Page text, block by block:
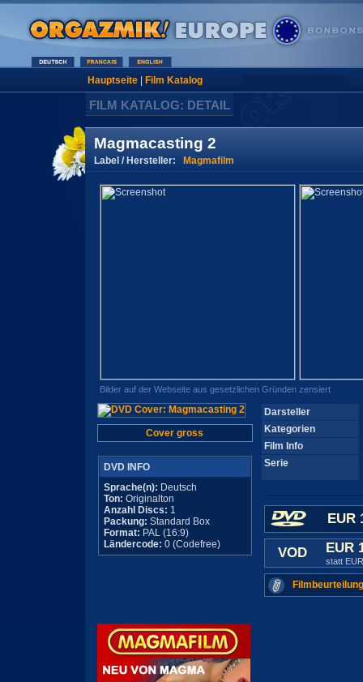
Hauptseite| Film Katalog
FILM KATALOG: DETAIL
Magmacasting 2
Label / Hersteller: Magmafilm
Bilder auf der Webseite aus gesetzlichen Gründen zensiert
Cover gross
DVD INFO
Sprache(n): Deutsch
Ton: Originalton
Anzahl Discs: 1
Packung: Standard Box
Format: PAL (16:9)
Ländercode: 0 (Codefree)
Darsteller
Kategorien
Film Info
Serie
EUR
VOD EUR
statt